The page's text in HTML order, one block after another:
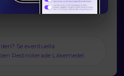
om möjliga
Se eventuella
Restnoterade Läkemedel